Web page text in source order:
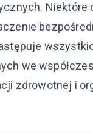
we
zdrowotnej i